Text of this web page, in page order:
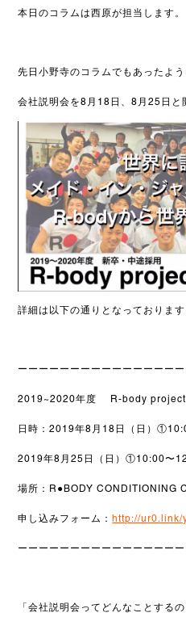
本日のコラムは西原が担当します。
先日小野寺のコラムでもあったよう
会社説明会を8月18日、8月25日と
詳細は以下の通りとなっております
ーーーーーーーーーーーーーーー
2019~2020年度 R-body project
日時：2019年8月18日（日）
2019年8月25日（日）①10:00〜
場所：R●BODY CONDITIONING
申し込みフォーム： http://ur0.link/
ーーーーーーーーーーーーーーー
「会社説明会ってどんなことするの